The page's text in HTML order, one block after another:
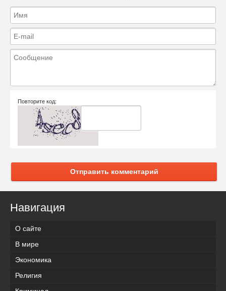
Повторите код:
Отправить комментарий
Навигация
О сайте
В мире
Экономика
Религия